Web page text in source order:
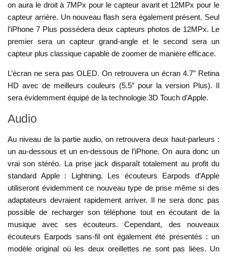
on aura le droit à 7MPx pour le capteur avant et 12MPx pour le
capteur arrière. Un nouveau flash sera également présent. Seul
l’iPhone 7 Plus possédera deux capteurs photos de 12MPx. Le
premier sera un capteur grand-angle et le second sera un
capteur plus classique capable de zoomer de manière efficace.
L’écran ne sera pas OLED. On retrouvera un écran 4.7″ Retina
HD avec de meilleurs couleurs (5.5″ pour la version Plus). Il
sera évidemment équipé de la technologie 3D Touch d’Apple.
Audio
Au niveau de la partie audio, on retrouvera deux haut-parleurs :
un au-dessous et un en-dessous de l’iPhone. On aura donc un
vrai son stéréo. La prise jack disparaît totalement au profit du
standard Apple : Lightning. Les écouteurs Earpods d’Apple
utiliseront évidemment ce nouveau type de prise même si des
adaptateurs devraient rapidement arriver. Il ne sera donc pas
possible de recharger son téléphone tout en écoutant de la
musique avec ses écouteurs. Cependant, des nouveaux
écouteurs Earpods sans-fil ont également été présentés : un
modèle original où les deux oreillettes ne sont pas liées. Un